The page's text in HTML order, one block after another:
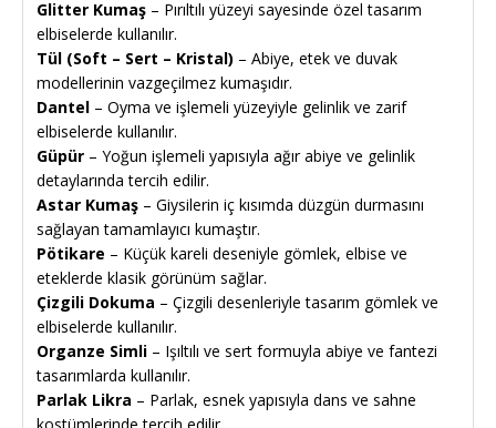
Glitter Kumaş – Pırıltılı yüzeyi sayesinde özel tasarım
elbiselerde kullanılır.
Tül (Soft – Sert – Kristal) – Abiye, etek ve duvak
modellerinin vazgeçilmez kumaşıdır.
Dantel – Oyma ve işlemeli yüzeyiyle gelinlik ve zarif
elbiselerde kullanılır.
Güpür – Yoğun işlemeli yapısıyla ağır abiye ve gelinlik
detaylarında tercih edilir.
Astar Kumaş – Giysilerin iç kısımda düzgün durmasını
sağlayan tamamlayıcı kumaştır.
Pötikare – Küçük kareli deseniyle gömlek, elbise ve
eteklerde klasik görünüm sağlar.
Çizgili Dokuma – Çizgili desenleriyle tasarım gömlek ve
elbiselerde kullanılır.
Organze Simli – Işıltılı ve sert formuyla abiye ve fantezi
tasarımlarda kullanılır.
Parlak Likra – Parlak, esnek yapısıyla dans ve sahne